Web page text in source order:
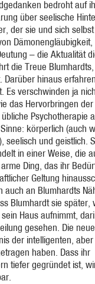
bedroht auf
über seelische
der sie und sich
– die Aktualität
die Treue
Darüber hinaus
Es verschwinden ja
das Hervorbringen der
Psychotherapie
körperlich (auch
seelisch und geistlich.
in einer Weise, die
Ding, das ihr
Geltung
auch an Blumhardts
Blumhardt sie später,
Haus aufnimmt,
gesehen. Die
der intelligenten,
haben. Dass ihr
tiefer gegründet ist,